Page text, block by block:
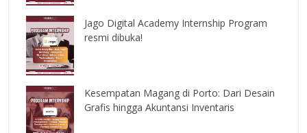
Jago Digital Academy Internship Program
resmi dibuka!
Kesempatan Magang di Porto: Dari Desain
Grafis hingga Akuntansi Inventaris